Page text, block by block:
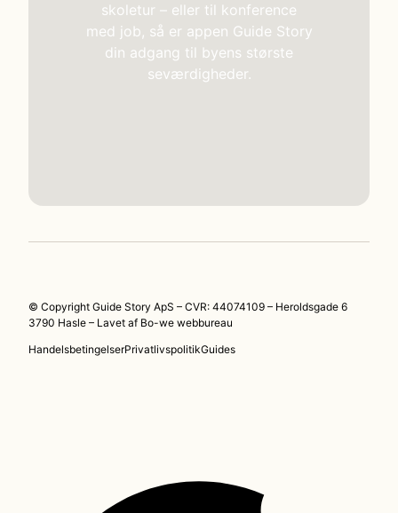
skoletur – eller til konference
med job, så er appen Guide Story
din adgang til byens største
seværdigheder.
© Copyright Guide Story ApS – CVR: 44074109 – Heroldsgade 6
3790 Hasle – Lavet af Bo-we webbureau
HandelsbetingelserPrivatlivspolitikGuides